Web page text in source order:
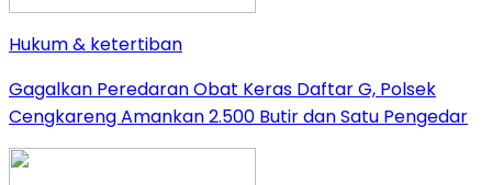
Hukum & ketertiban
Gagalkan Peredaran Obat Keras Daftar G, Polsek
Cengkareng Amankan 2.500 Butir dan Satu Pengedar